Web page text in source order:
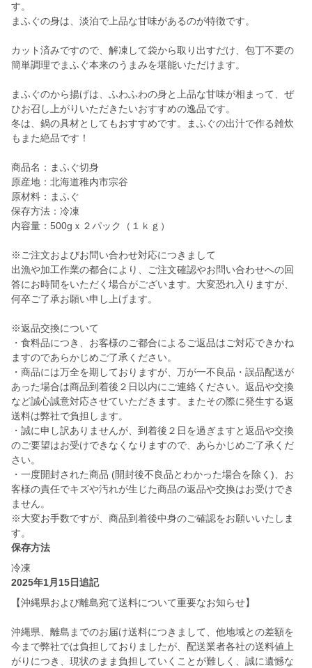
す。
まふぐの身は、淡泊で上品な甘味があるのが特徴です。
カット済みですので、解凍して袋から取り出すだけ、包丁不要の
簡単調理でまふぐ本来のうまみを堪能いただけます。
まふぐのから揚げは、ふわふわの身と上品な甘味が相まって、ぜ
ひお召し上がりいただきたいおすすめの逸品です。
冬は、鍋の具材としてもおすすめです。まふぐの出汁で作る雑炊
もまた絶品です！
商品名：まふぐ切身
原産地：北海道稚内市宗谷
原材料：まふぐ
保存方法：冷凍
内容量：500gｘ２パック（１ｋｇ）
※ご注文およびお問い合わせ対応につきまして
出漁や加工作業の都合により、ご注文確認やお問い合わせへの回
答にお時間をいただく場合がございます。大変恐れ入りますが、
何卒ご了承お願い申し上げます。
※返品交換について
・食料品につき、お客様のご都合によるご返品はご対応できかね
ますのであらかじめご了承ください。
・商品には万全を期しておりますが、万が一不良品・誤品配送が
あった場合は商品到着後２日以内にご連絡ください。返品や交換
など誠心誠意対応させていただきます。またその際に発生する返
送料は弊社で負担します。
・誠に申し訳ありませんが、到着後２日を過ぎますと返品や交換
のご要望はお受けできなくなりますので、あらかじめご了承くだ
さい。
・一度開封された商品 (開封後不良品とわかった場合を除く)、お
客様の責任でキズや汚れが生じた商品の返品や交換はお受けでき
ません。
※大変お手数ですが、商品到着後中身のご確認をお願いいたしま
す。
保存方法
冷凍
2025年1月15日追記
【沖縄県および離島宛て送料について重要なお知らせ】
沖縄県、離島までのお届け送料につきまして、他地域との差額を
今まで弊社では負担しておりましたが、配送業者各社の送料値上
がりにつき、現状のまま負担していくことが難しく、誠に遺憾な